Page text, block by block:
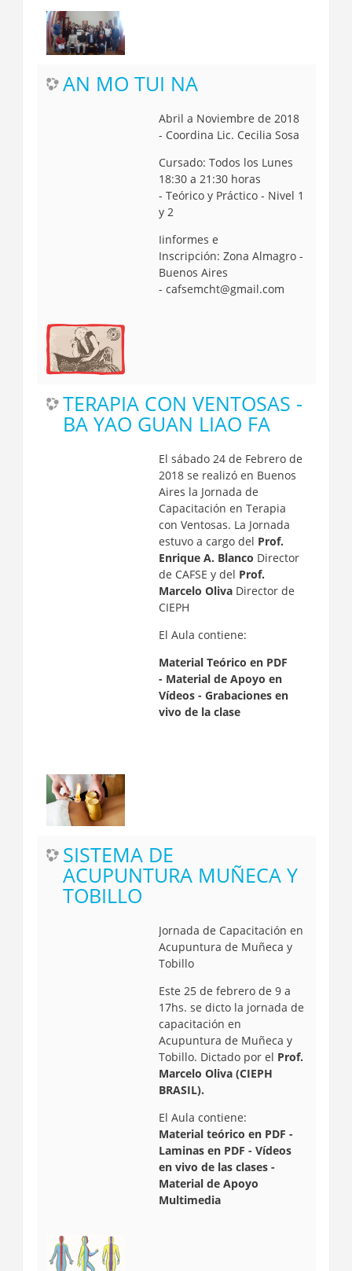
AN MO TUI NA
Abril a Noviembre de 2018
- Coordina Lic. Cecilia Sosa
Cursado: Todos los Lunes
18:30 a 21:30 horas
- Teórico y Práctico - Nivel 1
y 2
Iinformes e
Inscripción: Zona Almagro -
Buenos Aires
- cafsemcht@gmail.com
TERAPIA CON VENTOSAS -
BA YAO GUAN LIAO FA
El sábado 24 de Febrero de
2018 se realizó en Buenos
Aires la Jornada de
Capacitación en Terapia
con Ventosas. La Jornada
estuvo a cargo del Prof.
Enrique A. Blanco Director
de CAFSE y del Prof.
Marcelo OlivaDirector de
CIEPH
El Aula contiene:
Material Teórico en PDF
- Material de Apoyo en
Vídeos - Grabaciones en
vivo de la clase
SISTEMA DE
ACUPUNTURA MUÑECA Y
TOBILLO
Jornada de Capacitación en
Acupuntura de Muñeca y
Tobillo
Este 25 de febrero de 9 a
17hs. se dicto la jornada de
capacitación en
Acupuntura de Muñeca y
Tobillo. Dictado por el Prof.
Marcelo Oliva (CIEPH
BRASIL).
El Aula contiene:
Material teórico en PDF -
Laminas en PDF - Vídeos
en vivo de las clases -
Material de Apoyo
Multimedia